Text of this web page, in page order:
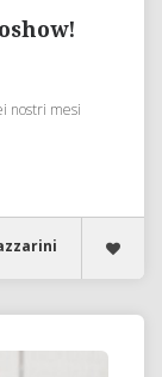
nostri mesi